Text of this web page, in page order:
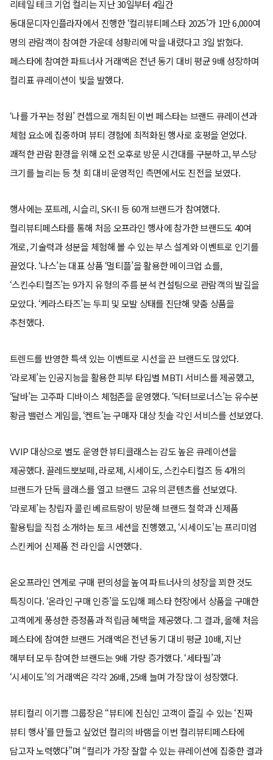
리테일 테크 기업 컬리는 지난 30일부터 4일간
동대문디자인플라자에서 진행한 ‘컬리뷰티페스타 2025’가 1만 6,000여
명의 관람객이 참여한 가운데 성황리에 막을 내렸다고 3일 밝혔다.
페스타에 참여한 파트너사 거래액은 전년 동기 대비 평균 9배 성장하며
컬리표 큐레이션이 빛을 발했다.
‘나를 가꾸는 정원’ 컨셉으로 개최된 이번 페스타는 브랜드 큐레이션과
체험 요소에 집중하며 뷰티 경험에 최적화된 행사로 호평을 얻었다.
쾌적한 관람 환경을 위해 오전 오후로 방문 시간대를 구분하고, 부스당
크기를 늘리는 등 첫 회 대비 운영적인 측면에서도 진전을 보였다.
행사에는 포트레, 시슬리, SK-II 등 60개 브랜드가 참여했다.
컬리뷰티페스타를 통해 처음 오프라인 행사에 참가한 브랜드도 40여
개로, 기술력과 성분을 체험해 볼 수 있는 부스 설계와 이벤트로 인기를
끌었다. ‘나스’는 대표 상품 ‘멀티플’을 활용한 메이크업 쇼를,
‘스킨수티컬즈’는 9가지 유형의 주름 분석 컨설팅으로 관람객의 발길을
모았다. ‘케라스타즈’는 두피 및 모발 상태를 진단해 맞춤 상품을
추천했다.
트렌드를 반영한 특색 있는 이벤트로 시선을 끈 브랜드도 많았다.
‘라로제’는 인공지능을 활용한 피부 타입별 MBTI 서비스를 제공했고,
‘달바’는 고주파 디바이스 체험존을 운영했다. ‘닥터브로너스’는 유수분
황금 밸런스 게임을, ‘켄트’는 구매자 대상 칫솔 각인 서비스를 선보였다.
VVIP 대상으로 별도 운영한 뷰티클래스는 감도 높은 큐레이션을
제공했다. 끌레드뽀보떼, 라로제, 시세이도, 스킨수티컬즈 등 4개의
브랜드가 단독 클래스를 열고 브랜드 고유의 콘텐츠를 선보였다.
‘라로제’는 창립자 콜린 베르트랑이 방문해 브랜드 철학과 신제품
활용팁을 직접 소개하는 토크 세션을 진행했고, ‘시세이도’는 프리미엄
스킨케어 신제품 전 라인을 시연했다.
온오프라인 연계로 구매 편의성을 높여 파트너사의 성장을 꾀한 것도
특징이다. ‘온라인 구매 인증’을 도입해 페스타 현장에서 상품을 구매한
고객에게 풍성한 증정품과 적립금 혜택을 제공했다. 그 결과, 올해 처음
페스타에 참여한 브랜드 거래액은 전년 동기 대비 평균 10배, 지난
해부터 모두 참여한 브랜드는 9배 가량 증가했다. ‘세타필’과
‘시세이도’의 거래액은 각각 26배, 25배 늘며 가장 많이 성장했다.
뷰티컬리 이기쁨 그룹장은 “뷰티에 진심인 고객이 즐길 수 있는 ‘진짜
뷰티 행사’를 만들고 싶었던 컬리의 바램을 이번 컬리뷰티페스타에
담고자 노력했다”며 “컬리가 가장 잘할 수 있는 큐레이션에 집중한 결과